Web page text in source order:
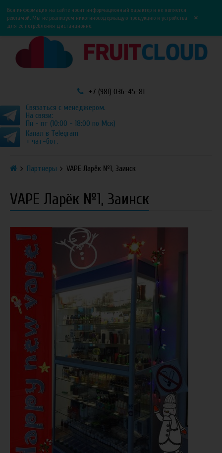
0
Вся информация на сайте носит информационный характер и не является
рекламой. Мы не реализуем никотиносодержащую продукцию и устройства
для её потребления дистанционно.
×
+7 (981) 036-45-81
Связаться с менеджером.
На связи:
Пн - пт (10:00 - 18:00 по Мск)
Канал в Telegram
+ чат-бот.
Партнеры VAPE Ларёк №1, Заинск
VAPE Ларёк №1, Заинск